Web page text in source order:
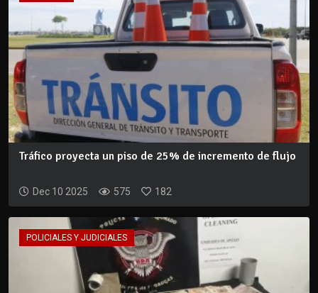
Tráfico proyecta un piso de 25% de incremento de flujo
Dec 10 2025 575 182
POLICIALES Y JUDICIALES